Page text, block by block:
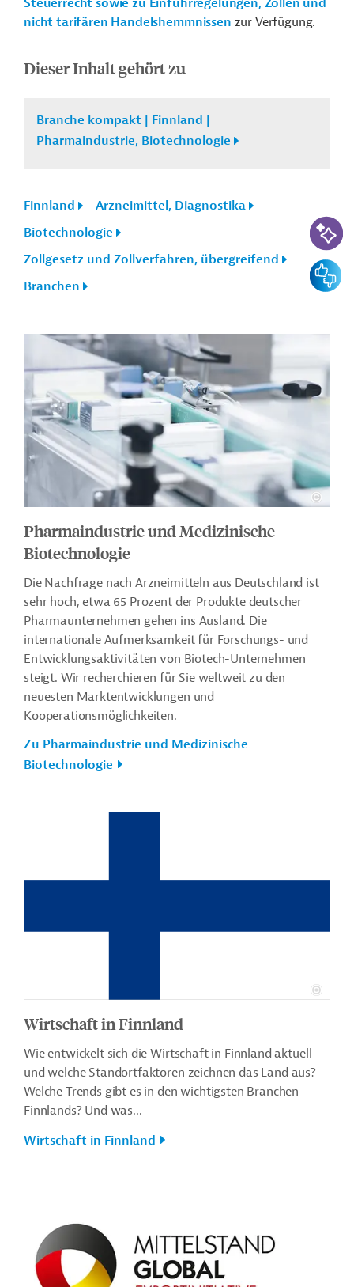
Steuerrecht sowie zu Einfuhrregelungen, Zöllen und
nicht tarifären Handelshemmnissen zur Verfügung.
Dieser Inhalt gehört zu
Branche kompakt | Finnland |
Pharmaindustrie, Biotechnologie
Finnland
Arzneimittel, Diagnostika
Biotechnologie
Zollgesetz und Zollverfahren, übergreifend
Branchen
Pharmaindustrie und Medizinische
Biotechnologie
Die Nachfrage nach Arzneimitteln aus Deutschland ist
sehr hoch, etwa 65 Prozent der Produkte deutscher
Pharmaunternehmen gehen ins Ausland. Die
internationale Aufmerksamkeit für Forschungs- und
Entwicklungsaktivitäten von Biotech-Unternehmen
steigt. Wir recherchieren für Sie weltweit zu den
neuesten Marktentwicklungen und
Kooperationsmöglichkeiten.
Zu Pharmaindustrie und Medizinische
Biotechnologie
Wirtschaft in Finnland
Wie entwickelt sich die Wirtschaft in Finnland aktuell
und welche Standortfaktoren zeichnen das Land aus?
Welche Trends gibt es in den wichtigsten Branchen
Finnlands? Und was...
Wirtschaft in Finnland
KI-